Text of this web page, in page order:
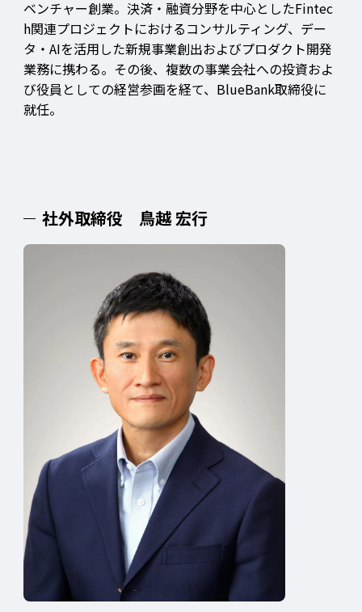
ベンチャー創業。決済・融資分野を中心としたFintec
h関連プロジェクトにおけるコンサルティング、デー
タ・AIを活用した新規事業創出およびプロダクト開発
業務に携わる。その後、複数の事業会社への投資およ
び役員としての経営参画を経て、BlueBank取締役に
就任。
社外取締役 鳥越 宏行